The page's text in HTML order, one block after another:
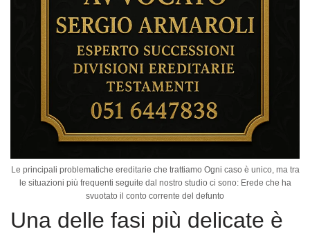
Le principali problematiche ereditarie che trattiamo Ogni caso è unico, ma tra
le situazioni più frequenti seguite dal nostro studio ci sono: Erede che ha
svuotato il conto corrente del defunto
Una delle fasi più delicate è